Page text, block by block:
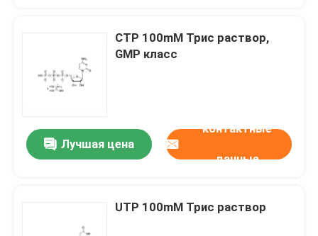
CTP 100mM Трис раствор,
GMP класс
Лучшая цена
контактные
данные
UTP 100mM Трис раствор